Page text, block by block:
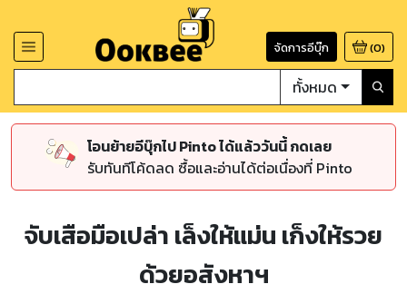
จัดการอีบุ๊ก (0)
ทั้งหมด
โอนย้ายอีบุ๊กไป Pinto ได้แล้ววันนี้ กดเลย
รับทันทีโค้ดลด ซื้อและอ่านได้ต่อเนื่องที่ Pinto
จับเสือมือเปล่า เล็งให้แม่น เก็งให้รวย
ด้วยอสังหาฯ